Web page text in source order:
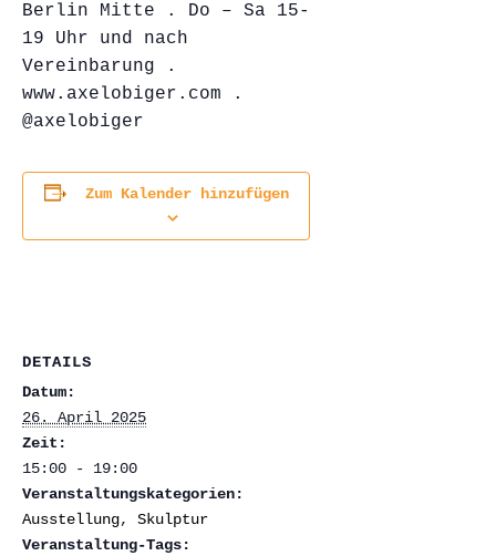
Berlin Mitte . Do – Sa 15-
19 Uhr und nach
Vereinbarung .
www.axelobiger.com .
@axelobiger
Zum Kalender hinzufügen
DETAILS
Datum:
26. April 2025
Zeit:
15:00 - 19:00
Veranstaltungskategorien:
Ausstellung, Skulptur
Veranstaltung-Tags: